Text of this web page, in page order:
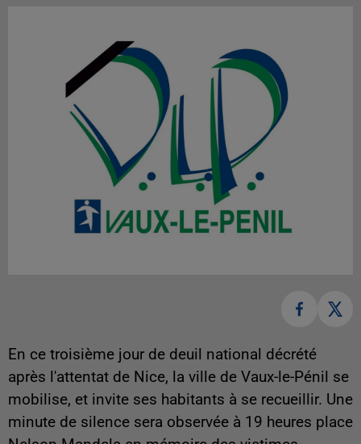
En ce troisième jour de deuil national décrété
après l'attentat de Nice, la ville de Vaux-le-Pénil se
mobilise, et invite ses habitants à se recueillir. Une
minute de silence sera observée à 19 heures place